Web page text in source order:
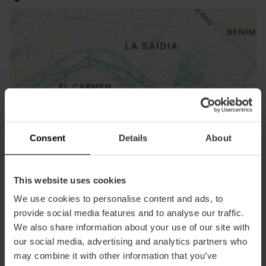
Consent Details About
This website uses cookies
We use cookies to personalise content and ads, to
provide social media features and to analyse our traffic.
We also share information about your use of our site with
our social media, advertising and analytics partners who
may combine it with other information that you’ve
Guarda la mappa
Indicazioni